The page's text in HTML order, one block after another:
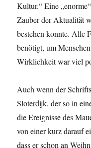
Kultur.“ Eine
Zauber der Aktualität
bestehen konnte. Alle
benötigt, um
Wirklichkeit war viel
Auch wenn der
Sloterdijk, der so in
die Ereignisse des
von einer kurz darauf
dass er schon an